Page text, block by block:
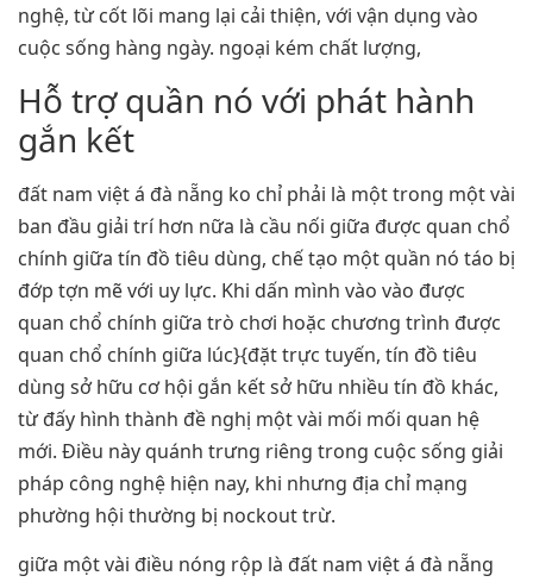
nghệ, từ cốt lõi mang lại cải thiện, với vận dụng vào
cuộc sống hàng ngày. ngoại kém chất lượng,
Hỗ trợ quần nó với phát hành
gắn kết
đất nam việt á đà nẵng ko chỉ phải là một trong một vài
ban đầu giải trí hơn nữa là cầu nối giữa được quan chổ
chính giữa tín đồ tiêu dùng, chế tạo một quần nó táo bị
đớp tợn mẽ với uy lực. Khi dấn mình vào vào được
quan chổ chính giữa trò chơi hoặc chương trình được
quan chổ chính giữa lúc}{đặt trực tuyến, tín đồ tiêu
dùng sở hữu cơ hội gắn kết sở hữu nhiều tín đồ khác,
từ đấy hình thành đề nghị một vài mối mối quan hệ
mới. Điều này quánh trưng riêng trong cuộc sống giải
pháp công nghệ hiện nay, khi nhưng địa chỉ mạng
phường hội thường bị nockout trừ.
giữa một vài điều nóng rộp là đất nam việt á đà nẵng